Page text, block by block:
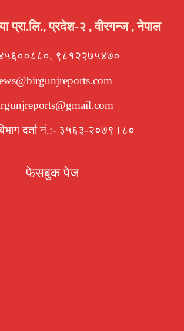
प्रा.लि., प्रदेश-२ , वीरगन्ज , नेपाल
९८१२२७५४७०
दर्ता नं.:- ३५६३-२०७९।८०
फेसबुक पेज